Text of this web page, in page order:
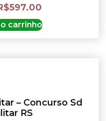
597.00
carrinho
– Concurso Sd
RS